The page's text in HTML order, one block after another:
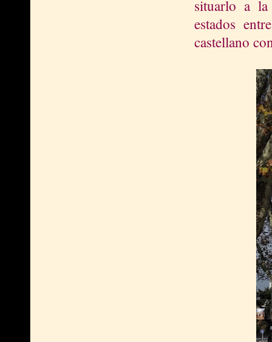
situarlo a
estados
castellano